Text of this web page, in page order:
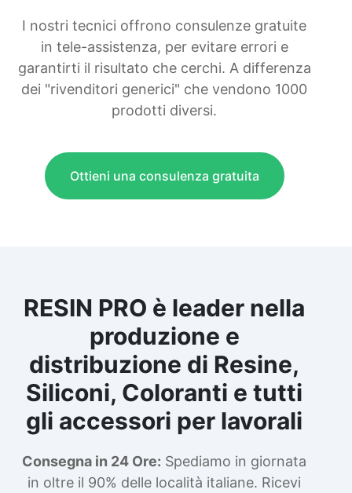
I nostri tecnici offrono consulenze gratuite
in tele-assistenza, per evitare errori e
garantirti il risultato che cerchi. A differenza
dei "rivenditori generici" che vendono 1000
prodotti diversi.
Ottieni una consulenza gratuita
RESIN PRO è leader nella
produzione e
distribuzione di Resine,
Siliconi, Coloranti e tutti
gli accessori per lavorali
Consegna in 24 Ore: Spediamo in giornata
in oltre il 90% delle località italiane. Ricevi